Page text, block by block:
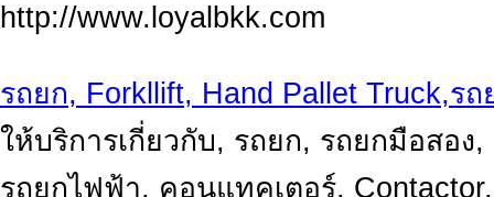
http://www.loyalbkk.com
รถยก, Forkllift, Hand Pallet Truck,ร
ให้บริการเกี่ยวกับ, รถยก, รถยกมือสอ
รถยกไฟฟ้า, คอนแทคเตอร์,